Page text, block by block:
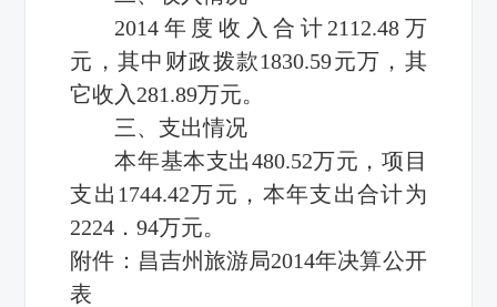
2014年度收入合计2112.48万
元，其中财政拨款1830.59元万，其
它收入281.89万元。
三、支出情况
本年基本支出480.52万元，项目
支出1744.42万元，本年支出合计为
2224．94万元。
附件：昌吉州旅游局2014年决算公开
表